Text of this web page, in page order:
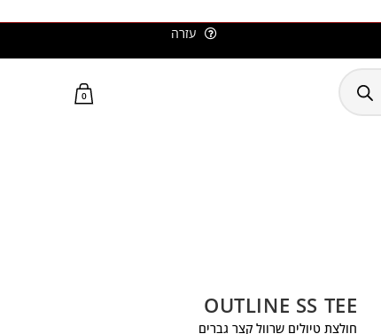
עזרה
0
OUTLINE SS TEE
חולצת טיולים שרוול קצר גברים